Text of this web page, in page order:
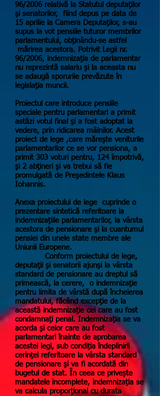
96/2006 relativă la Statutul deputaţilor
şi senatorilor, fiind depus pe data de
15 aprilie la Camera Deputaţilor, s-au
supus la vot pensiile tuturor membrilor
parlamentului, obţinându-se astfel
mărirea acestora. Potrivit Legii nr.
96/2006, indemnizaţia de parlamentar
nu reprezintă salariu şi la aceasta nu
se adaugă sporurile prevăzute în
legislaţia muncii.
Proiectul care introduce pensiile
speciale pentru parlamentari a primit
astăzi votul final şi a fost adoptat la
vedere, prin ridicarea mâinilor. Acest
proiect de lege ,care măreşte veniturile
parlamentarilor ce se vor pensiona, a
primit 303 voturi pentru, 124 împotrivă,
şi 2 abţineri şi va trebui să fie
promulgată de Preşedintele Klaus
Iohannis.
Anexa proiectului de lege cuprinde o
prezentare sintetică referitoare la
indemnizaţiile parlamentarilor, la vârsta
acestora de pensionare şi la cuantumul
pensiei din unele state membre ale
Uniunii Europene.
Conform proiectului de lege,
deputaţii şi senatorii ajunşi la vârsta
standard de pensionare au dreptul să
primească, la cerere, o indemnizaţie
pentru limita de vârstă după încheierea
mandatului, făcând excepţie de la
această indemnizaţie cei care au fost
condamnaţi penal. Indemnizaţia se va
acorda şi celor care au fost
parlamentari înainte de aprobarea
acestei legi, sub condiţia îndeplinirii
cerinţei referitoare la vârsta standard
de pensionare şi va fi acordată din
bugetul de stat. În ceea ce priveşte
mandatele incomplete, indemnizaţia se
va calcula proporţional cu durata